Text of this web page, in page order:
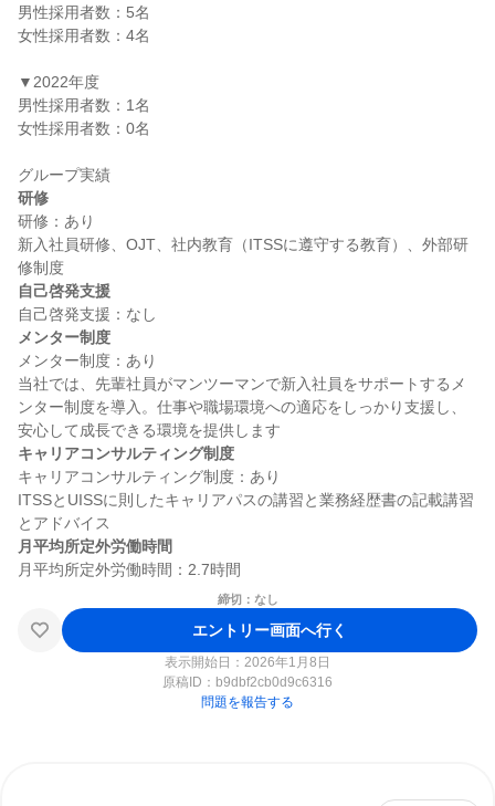
男性採用者数：5名
女性採用者数：4名
▼2022年度
男性採用者数：1名
女性採用者数：0名
研修
研修：あり
新入社員研修、OJT、社内教育（ITSSに遵守する教育）、外部研
自己啓発支援
メンター制度
メンター制度：あり
当社では、先輩社員がマンツーマンで新入社員をサポートするメ
ンター制度を導入。仕事や職場環境への適応をしっかり支援し、
キャリアコンサルティング制度
キャリアコンサルティング制度：あり
ITSSとUISSに則したキャリアパスの講習と業務経歴書の記載講習
月平均所定外労働時間
締切：なし
エントリー画面へ行く
表示開始日：2026年1月8日
原稿ID： b9dbf2cb0d9c6316
問題を報告する